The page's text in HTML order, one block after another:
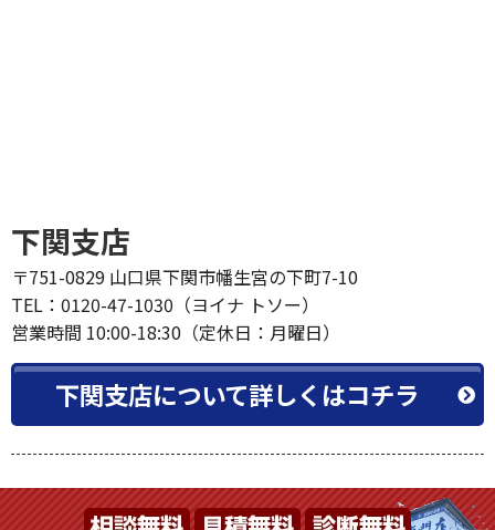
下関支店
〒751-0829 山口県下関市幡生宮の下町7-10
TEL：0120-47-1030（ヨイナ トソー）
営業時間 10:00-18:30（定休日：月曜日）
下関支店について詳しくはコチラ